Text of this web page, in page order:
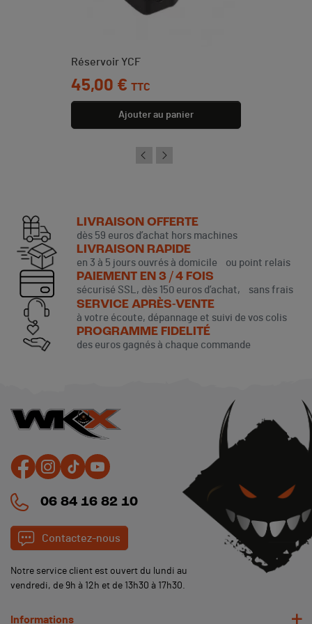
Réservoir YCF
Prix
45,00 € TTC
Ajouter au panier
LIVRAISON OFFERTE
dès 59 euros d’achat hors machines
LIVRAISON RAPIDE
en 3 à 5 jours ouvrés à domicile ou point relais
PAIEMENT EN 3 / 4 FOIS
sécurisé SSL, dès 150 euros d’achat, sans frais
SERVICE APRÈS-VENTE
à votre écoute, dépannage et suivi de vos colis
PROGRAMME FIDELITÉ
des euros gagnés à chaque commande
06 84 16 82 10
Contactez-nous
Notre service client est ouvert du lundi au
vendredi, de 9h à 12h et de 13h30 à 17h30.
Informations